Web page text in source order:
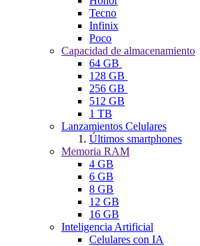
Tecno
Infinix
Poco
Capacidad de almacenamiento
64 GB
128 GB
256 GB
512 GB
1 TB
Lanzamientos Celulares
Últimos smartphones
Memoria RAM
4 GB
6 GB
8 GB
12 GB
16 GB
Inteligencia Artificial
Celulares con IA